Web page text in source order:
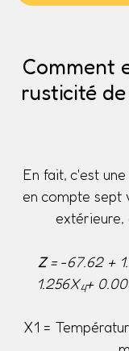
Comment
rusticité
En fait, c'est
en compte sept
extérieure,
Z= -67.62 +
1.256X4+
X1 =